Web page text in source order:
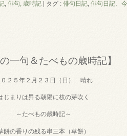
俳句, 歳時記 タグ : 俳句日記 俳句日記、
の一句＆たべもの歳時記】
０２５年２月２３日（日） 晴れ
じまりは昇る朝陽に枝の芽吹く
～たべもの歳時記～
餅の香りの残る串三本（草餅）